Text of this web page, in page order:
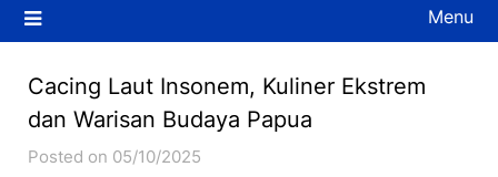
Menu
Cacing Laut Insonem, Kuliner Ekstrem
dan Warisan Budaya Papua
Posted on 05/10/2025